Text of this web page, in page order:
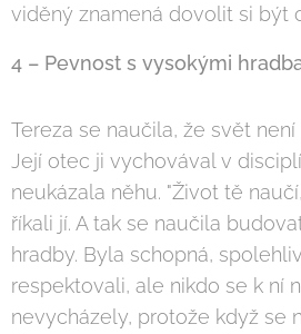
viděný znamená dovolit si být
4 – Pevnost s vysokými
Tereza se naučila, že svět
Její otec ji vychovával v
neukázala něhu. "Život tě
říkali jí. A tak se naučila
hradby. Byla schopná,
respektovali, ale nikdo se k ní
nevycházely, protože když se